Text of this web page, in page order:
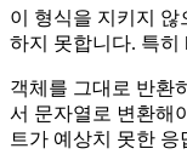
이 형식을 지키지 않
하지 못합니다. 특히
객체를 그대로 반환
서 문자열로 변환해
트가 예상치 못한